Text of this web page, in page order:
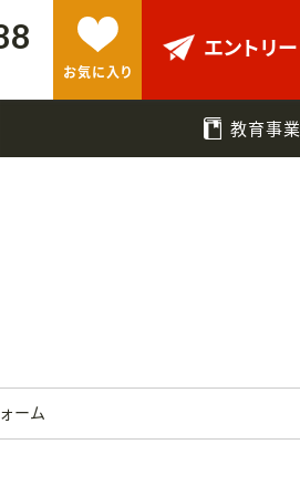
お気に入り
エントリー
教育事業
ーム